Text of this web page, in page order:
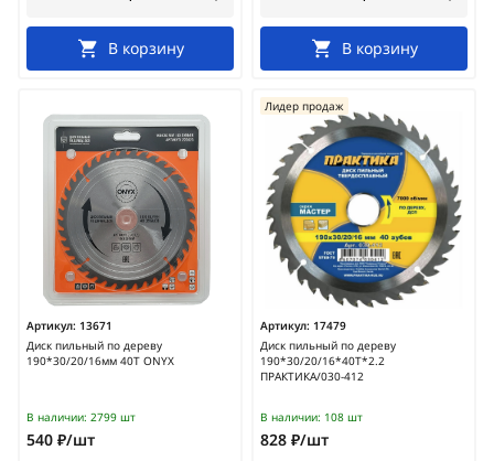
В корзину В корзину
Артикул: 13671
Диск пильный по дереву
190*30/20/16мм 40Т ONYX
В наличии: 2799 шт
540 ₽/шт
Артикул: 17479
Диск пильный по дереву
190*30/20/16*40Т*2.2
ПРАКТИКА/030-412
Лидер продаж
В наличии: 108 шт
828 ₽/шт